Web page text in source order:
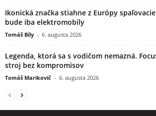
Ikonická značka stiahne z Európy
bude iba elektromobily
Tomáš Bíly - 6. augusta 2026
Legenda, ktorá sa s vodičom nemazná.
stroj bez kompromisov
Tomáš Marikovič - 6. augusta 2026